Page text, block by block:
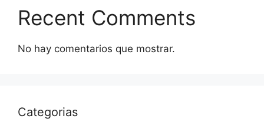
Recent Comments
No hay comentarios que mostrar.
Categorias